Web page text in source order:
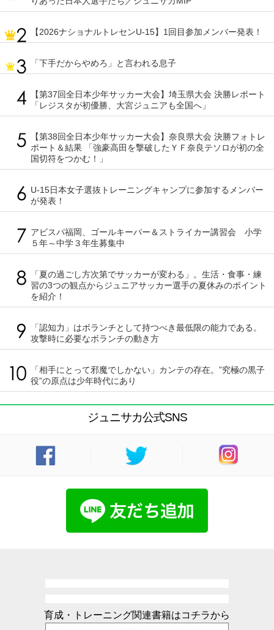
【2026ナショナルトレセンU-15】1回目参加メンバー発表！
「下手だからやめろ」と言われる息子
【第37回全日本少年サッカー大会】埼玉県大会 決勝レポート
「レジスタが初優勝、大宮ジュニアも全国へ」
【第38回全日本少年サッカー大会】奈良県大会 決勝フォトレ
ポート＆結果 「強豪高田を撃破したＹＦ奈良テソロが初の全
国切符をつかむ！」
U-15日本女子選抜トレーニングキャンプに参加するメンバー
が発表！
アビスパ福岡、ゴールキーパー＆ストライカー講習会 小学
５年～中学３年生募集中
「夏の過ごし方次第でサッカーが変わる」。生活・食事・練
習の3つの観点からジュニアサッカー選手の夏休みのポイント
を紹介！
「認知力」はボランチとして持つべき最低限の能力である。
攻撃時に必要なボランチの動き方
「相手にとって邪魔でしかない」カンテの存在。”究極の黒子
役”の原点は少年時代にあり
ジュニサカ公式SNS
育成・トレーニング関連書籍はコチラから